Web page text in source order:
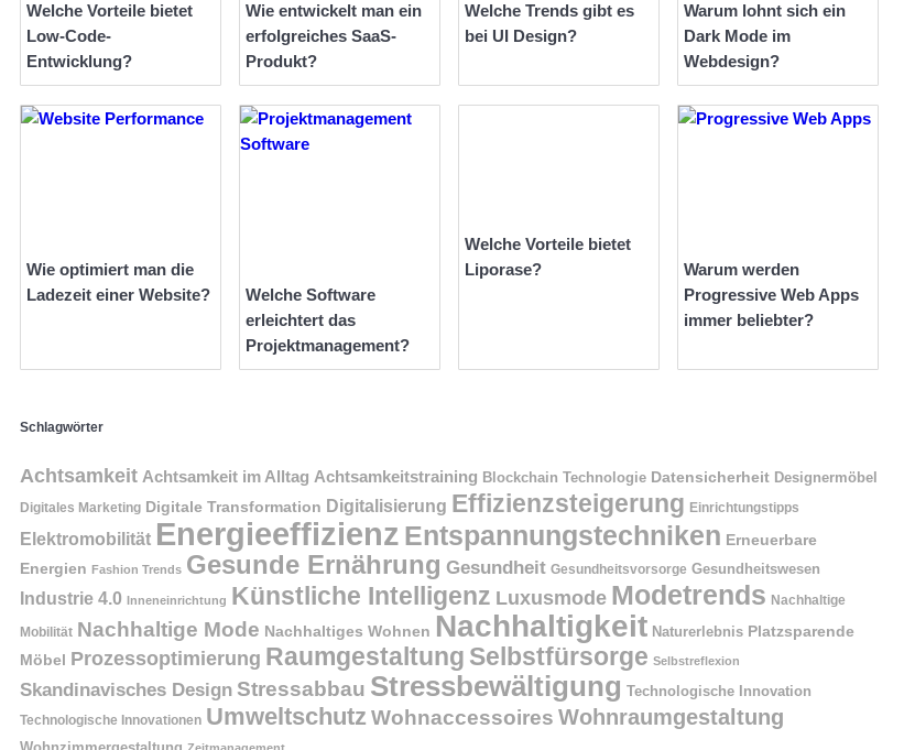
Welche Vorteile bietet
Low-Code-
Entwicklung?
Wie entwickelt man ein
erfolgreiches SaaS-
Produkt?
Welche Trends gibt es
bei UI Design?
Warum lohnt sich ein
Dark Mode im
Webdesign?
Wie optimiert man die
Ladezeit einer Website?
Welche Software
erleichtert das
Projektmanagement?
Welche Vorteile bietet
Liporase?
Warum werden
Progressive Web Apps
immer beliebter?
Schlagwörter
Achtsamkeit Achtsamkeit im Alltag Achtsamkeitstraining Blockchain Technologie Datensicherheit Designermöbel
Digitales Marketing Digitale Transformation Digitalisierung Effizienzsteigerung Einrichtungstipps
Elektromobilität Energieeffizienz Entspannungstechniken Erneuerbare
Energien Fashion Trends Gesunde Ernährung Gesundheit Gesundheitsvorsorge Gesundheitswesen
Industrie 4.0 Inneneinrichtung Künstliche Intelligenz Luxusmode Modetrends Nachhaltige
Mobilität Nachhaltige Mode Nachhaltiges Wohnen Nachhaltigkeit Naturerlebnis Platzsparende
Möbel Prozessoptimierung Raumgestaltung Selbstfürsorge Selbstreflexion
Skandinavisches Design Stressabbau Stressbewältigung Technologische Innovation
Technologische Innovationen Umweltschutz Wohnaccessoires Wohnraumgestaltung